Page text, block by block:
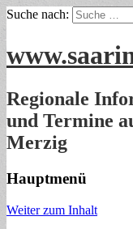
Suche nach:
Regionale
und Termine
Merzig
Hauptmenü
Weiter zum Inhalt